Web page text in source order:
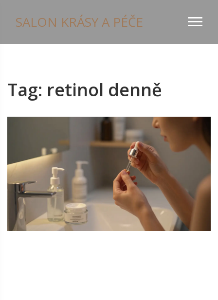
SALON KRÁSY A PÉČE
Tag: retinol denně